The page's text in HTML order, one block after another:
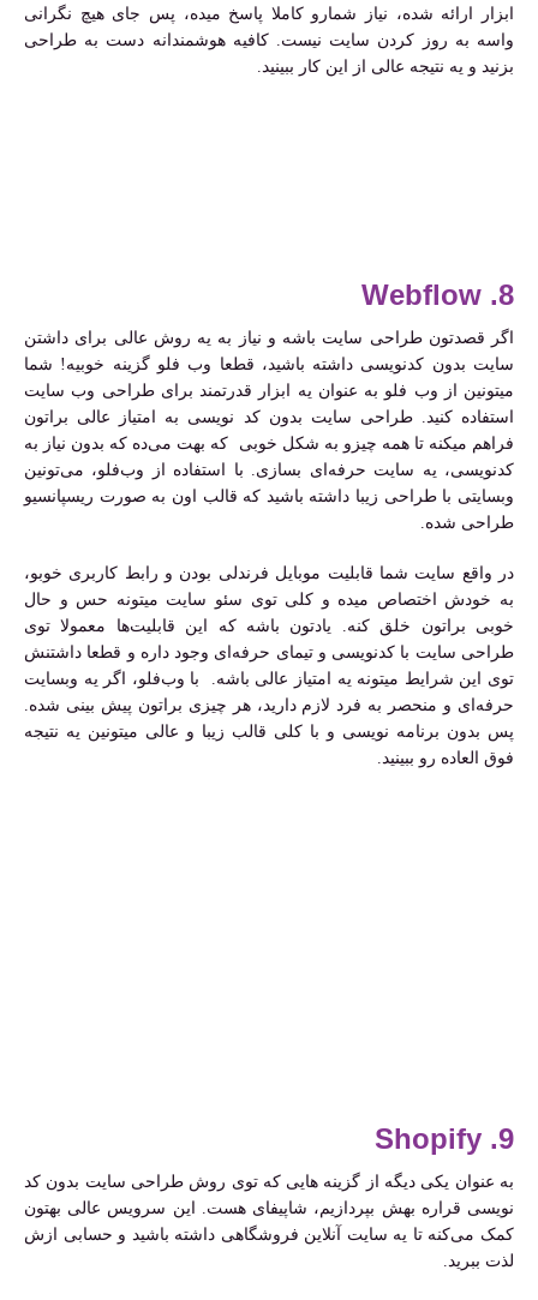
ابزار ارائه شده، نیاز شمارو کاملا پاسخ میده، پس جای هیچ نگرانی
واسه به روز کردن سایت نیست. کافیه هوشمندانه دست به طراحی
بزنید و یه نتیجه عالی از این کار ببینید.
8. Webflow
اگر قصدتون طراحی سایت باشه و نیاز به یه روش عالی برای داشتن
سایت بدون کدنویسی داشته باشید، قطعا وب فلو گزینه خوبیه! شما
میتونین از وب‌ فلو به عنوان یه ابزار قدرتمند برای طراحی وب سایت
استفاده کنید. طراحی سایت بدون کد نویسی به امتیاز عالی براتون
فراهم میکنه تا همه چیزو به شکل خوبی که بهت می‌ده که بدون نیاز به
کدنویسی، یه سایت حرفه‌ای بسازی. با استفاده از وب‌فلو، می‌تونین
وبسایتی با طراحی زیبا داشته باشید که قالب اون به صورت ریسپانسیو
طراحی شده.
در واقع سایت شما قابلیت موبایل فرندلی بودن و رابط کاربری خوبو،
به خودش اختصاص میده و کلی توی سئو سایت میتونه حس و حال
خوبی براتون خلق کنه. یادتون باشه که این قابلیت‌ها معمولا توی
طراحی سایت با کدنویسی و تیمای حرفه‌ای وجود داره و قطعا داشتنش
توی این شرایط میتونه یه امتیاز عالی باشه. با وب‌فلو، اگر یه وبسایت
حرفه‌ای و منحصر به ‌فرد لازم دارید، هر چیزی براتون پیش بینی شده.
پس بدون برنامه نویسی و با کلی قالب زیبا و عالی میتونین یه نتیجه
فوق العاده رو ببینید.
9. Shopify
به عنوان یکی دیگه از گزینه هایی که توی روش طراحی سایت بدون کد
نویسی قراره بهش بپردازیم، شاپیفای هست. این سرویس عالی بهتون
کمک می‌کنه تا یه سایت آنلاین فروشگاهی داشته باشید و حسابی ازش
لذت ببرید.